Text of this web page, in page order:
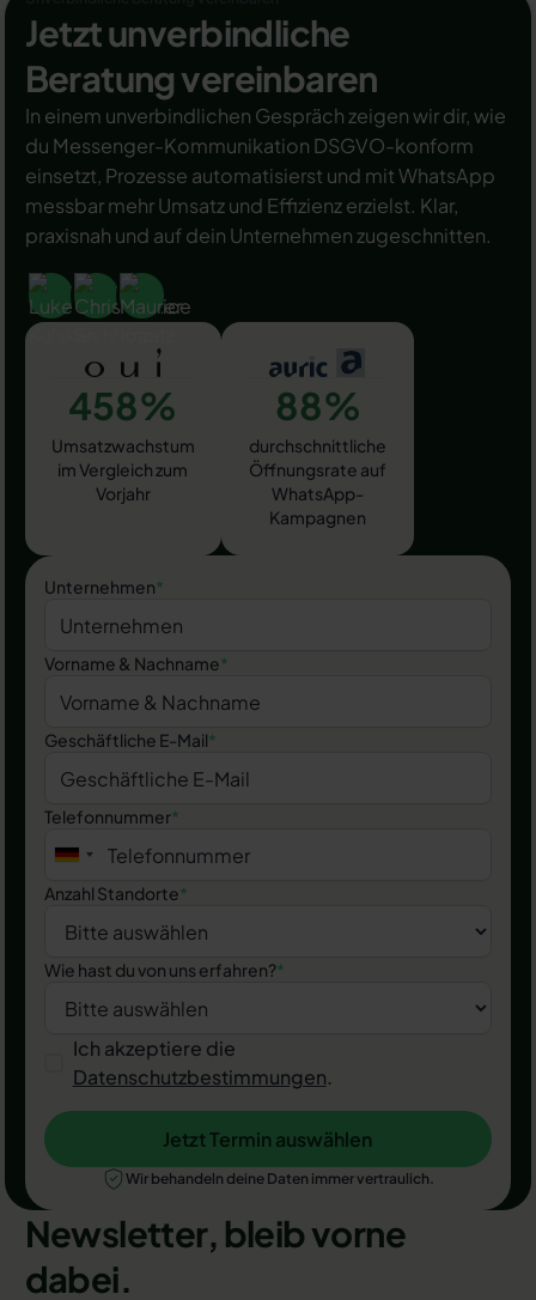
Jetzt unverbindliche
Beratung vereinbaren
In einem unverbindlichen Gespräch zeigen wir dir, wie
du Messenger-Kommunikation DSGVO-konform
einsetzt, Prozesse automatisierst und mit WhatsApp
messbar mehr Umsatz und Effizienz erzielst. Klar,
praxisnah und auf dein Unternehmen zugeschnitten.
458%
Umsatzwachstum
im Vergleich zum
Vorjahr
88%
durchschnittliche
Öffnungsrate auf
WhatsApp-
Kampagnen
Unternehmen*
Vorname & Nachname*
Geschäftliche E-Mail*
Telefonnummer*
Anzahl Standorte*
Wie hast du von uns erfahren?*
Ich akzeptiere die
Datenschutzbestimmungen.
Jetzt Termin auswählen
Jetzt Termin auswählen
Wir behandeln deine Daten immer vertraulich.
Newsletter, bleib vorne
dabei.